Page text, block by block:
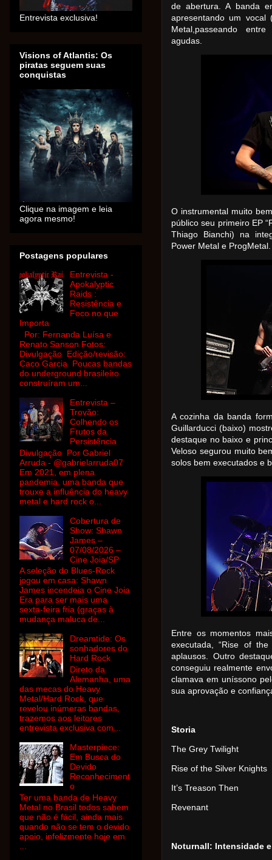
de abertura. A banda
apresentando um vocal
Metal,passeando
agudas.
O instrumental muito
público seu primeiro EP
Thiago Bianchi) na
Power Metal e
A cozinha da banda
Guillarducci (baixo)
destaque no baixo e
Veloso segurou muito
solos bem executados e
Entre os momentos
executada, “Rise of
aplausos. Outro
conseguiu realmente
clamava em uníssono
sua aprovação e
Storia
The Grey Twilight
Rise of the Silver Knights
It’s Treason Then
Revenant
Noturnall: Intensidade
Entrevista exclusiva!
Visions of Atlantis: Os
piratas seguem suas
conquistas
Clique na imagem e leia
agora mesmo!
Postagens populares
Entrevista -
Apokalyptic
Raids :
Resistência e
Foco no que
Importa
Por: Fernanda Luísa e
Renato Sanson Fotos:
Divulgação Edição/revisão:
Caco Garcia Poucas bandas
do underground brasileiro
construíram um...
Entrevista –
Trovão:
Colhendo os
Frutos da
Persistência
Divulgação Por Gabriel
Arruda - @gabrielarruda07
Em 2021, em plena
pandemia, uma banda que
trouxe a influência do heavy
metal e hard rock o...
Cobertura de
Show: Shawn
James –
07/08/2026 –
Cine Joia/SP
A seleção do Blues-Rock
jogou em casa: Shawn
James incendeia o Cine Joia
Era para ser mais uma
sexta-feira fria (graças à
mudança maluca de...
Dreamtide: Os
sonhadores do
Hard Rock
Direto da
Alemanha, uma
das mecas do Heavy
Metal/Hard Rock, que
revelou inúmeras bandas,
trazemos aos leitores
entrevista exclusiva com...
Masterpiece:
Em Busca do
Devido
Reconheciment
o
Ter uma banda de Heavy
Metal no Brasil todos sabem
que não é fácil, ainda mais
quando não se tem o devido
apoio, infelizmente hoje em